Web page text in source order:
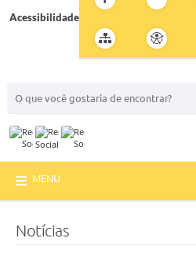
Acessibilidade
MENU
Notícias